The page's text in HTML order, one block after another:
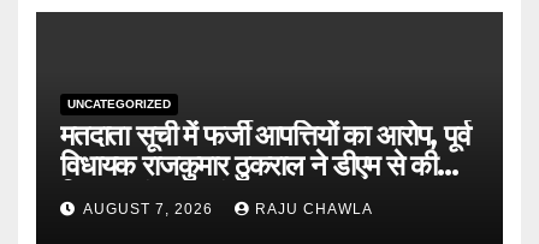
UNCATEGORIZED
मतदाता सूची में फर्जी आपत्तियों का आरोप, पूर्व
विधायक राजकुमार ठुकराल ने डीएम से की
निष्पक्ष जांच की मांग
AUGUST 7, 2026 RAJU CHAWLA